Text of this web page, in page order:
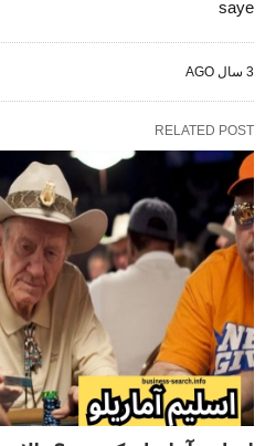
saye
3 سال AGO
RELATED POST